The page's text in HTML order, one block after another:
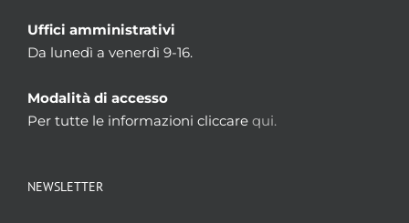
Uffici amministrativi
Da lunedì a venerdì 9-16.
Modalità di accesso
Per tutte le informazioni cliccare qui.
NEWSLETTER